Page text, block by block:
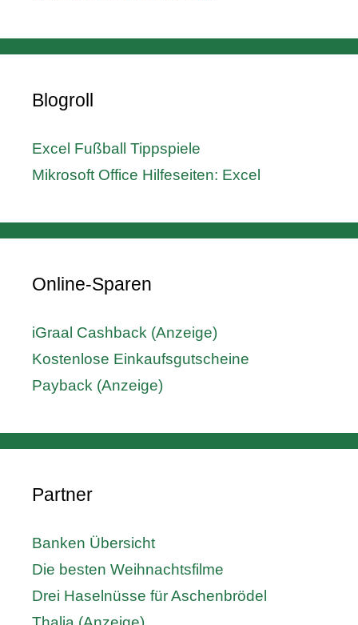
Blogroll
Excel Fußball Tippspiele
Mikrosoft Office Hilfeseiten: Excel
Online-Sparen
iGraal Cashback (Anzeige)
Kostenlose Einkaufsgutscheine
Payback (Anzeige)
Partner
Banken Übersicht
Die besten Weihnachtsfilme
Drei Haselnüsse für Aschenbrödel